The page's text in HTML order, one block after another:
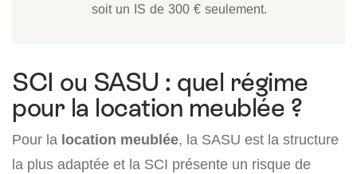
soit un IS de 300 € seulement.
SCI ou SASU : quel régime
pour la location meublée ?
Pour la location meublée, la SASU est la structure
la plus adaptée et la SCI présente un risque de